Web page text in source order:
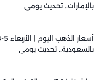
بالإمارات.. تحديث يومي
بالسعودية.. تحديث يومي